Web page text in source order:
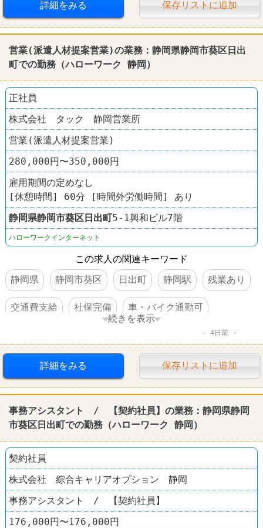
詳細をみる 保存リストに追加
営業(派遣人材提案営業)の業務：静岡県静岡市葵区日出
町での勤務（ハローワーク 静岡）
正社員
株式会社 タック 静岡営業所
営業(派遣人材提案営業)
280,000円〜350,000円
雇用期間の定めなし
[休憩時間] 60分 [時間外労働時間] あり
静岡県静岡市葵区日出町5-1興和ビル7階
ハローワークインターネット
この求人の関連キーワード
静岡県
静岡市葵区 日出町 静岡駅 残業あり
交通費支給 社保完備 車・バイク通勤可
続きを表示
4日前
詳細をみる 保存リストに追加
事務アシスタント / 【契約社員】の業務：静岡県静岡
市葵区日出町での勤務（ハローワーク 静岡）
契約社員
株式会社 綜合キャリアオプション 静岡
事務アシスタント / 【契約社員】
176,000円〜176,000円